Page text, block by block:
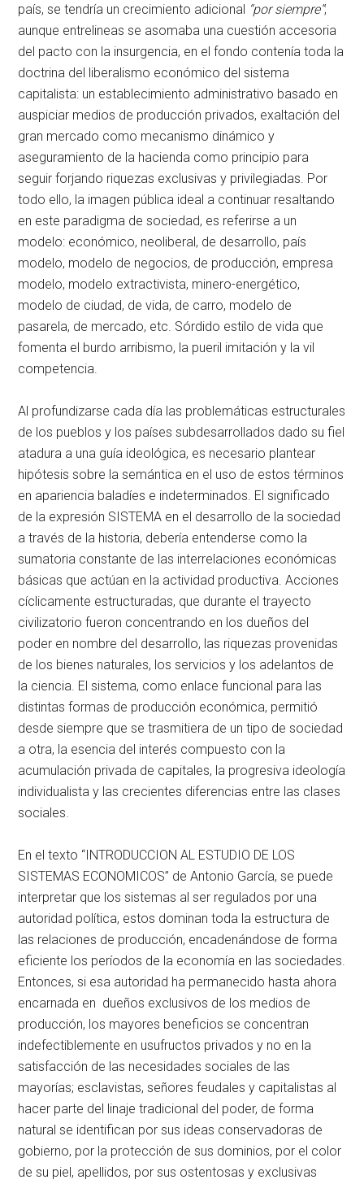
país, se tendría un crecimiento adicional “por siempre”;
aunque entrelineas se asomaba una cuestión accesoria
del pacto con la insurgencia, en el fondo contenía toda la
doctrina del liberalismo económico del sistema
capitalista: un establecimiento administrativo basado en
auspiciar medios de producción privados, exaltación del
gran mercado como mecanismo dinámico y
aseguramiento de la hacienda como principio para
seguir forjando riquezas exclusivas y privilegiadas. Por
todo ello, la imagen pública ideal a continuar resaltando
en este paradigma de sociedad, es referirse a un
modelo: económico, neoliberal, de desarrollo, país
modelo, modelo de negocios, de producción, empresa
modelo, modelo extractivista, minero-energético,
modelo de ciudad, de vida, de carro, modelo de
pasarela, de mercado, etc. Sórdido estilo de vida que
fomenta el burdo arribismo, la pueril imitación y la vil
competencia.
Al profundizarse cada día las problemáticas estructurales
de los pueblos y los países subdesarrollados dado su fiel
atadura a una guía ideológica, es necesario plantear
hipótesis sobre la semántica en el uso de estos términos
en apariencia baladíes e indeterminados. El significado
de la expresión SISTEMA en el desarrollo de la sociedad
a través de la historia, debería entenderse como la
sumatoria constante de las interrelaciones económicas
básicas que actúan en la actividad productiva. Acciones
cíclicamente estructuradas, que durante el trayecto
civilizatorio fueron concentrando en los dueños del
poder en nombre del desarrollo, las riquezas provenidas
de los bienes naturales, los servicios y los adelantos de
la ciencia. El sistema, como enlace funcional para las
distintas formas de producción económica, permitió
desde siempre que se trasmitiera de un tipo de sociedad
a otra, la esencia del interés compuesto con la
acumulación privada de capitales, la progresiva ideología
individualista y las crecientes diferencias entre las clases
sociales.
En el texto “INTRODUCCION AL ESTUDIO DE LOS
SISTEMAS ECONOMICOS” de Antonio García, se puede
interpretar que los sistemas al ser regulados por una
autoridad política, estos dominan toda la estructura de
las relaciones de producción, encadenándose de forma
eficiente los períodos de la economía en las sociedades.
Entonces, si esa autoridad ha permanecido hasta ahora
encarnada en dueños exclusivos de los medios de
producción, los mayores beneficios se concentran
indefectiblemente en usufructos privados y no en la
satisfacción de las necesidades sociales de las
mayorías; esclavistas, señores feudales y capitalistas al
hacer parte del linaje tradicional del poder, de forma
natural se identifican por sus ideas conservadoras de
gobierno, por la protección de sus dominios, por el color
de su piel, apellidos, por sus ostentosas y exclusivas